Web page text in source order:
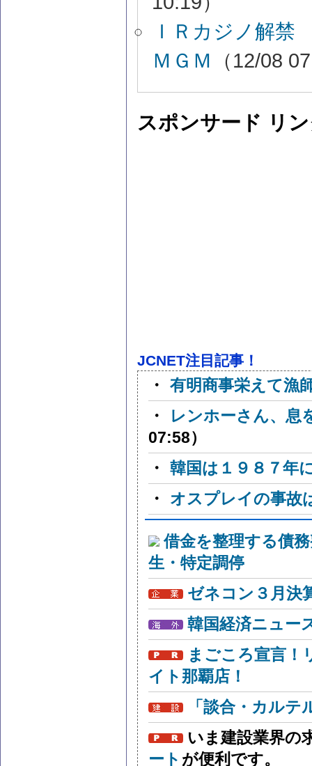
ＩＲカジノ解
ＭＧＭ
（12/08
スポンサード リ
JCNET注目記事！
・ 有明商事栄えて漁
・
レンホーさん、息
07:58）
・ 韓国は１９８７年
・
オスプレイの事故
借金を整理する債
生・特定調停
ゼネコン３月決
韓国経済ニュー
まごころ宣言！
イト那覇店！
「談合・カル
いま建設業界の
ート が便利です。